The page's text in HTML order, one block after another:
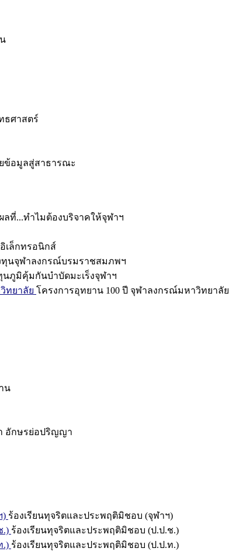
ธศาสตร์
ยข้อมูลสู่สาธารณะ
ลที่...ทำไมต้องบริจาคให้จุฬาฯ
เล็กทรอนิกส์
ทุนจุฬาลงกรณ์บรมราชสมภพฯ
นภูมิคุ้มกันบำบัดมะเร็งจุฬาฯ
ทยาลัย โครงการอุทยาน 100 ปี จุฬาลงกรณ์มหาวิทยาลัย
น
อักษรย่อปริญญา
) ร้องเรียนทุจริตและประพฤติมิชอบ (จุฬาฯ)
.) ร้องเรียนทุจริตและประพฤติมิชอบ (ป.ป.ช.)
.) ร้องเรียนทุจริตและประพฤติมิชอบ (ป.ป.ท.)